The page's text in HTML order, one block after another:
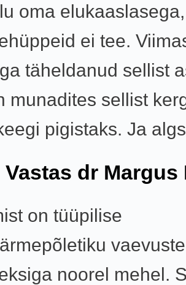
oma elukaaslasega,
ei tee.
täheldanud sellist
munadites sellist
pigistaks. Ja
Vastas dr Margus
on tüüpilise
vaevuste
noorel mehel.